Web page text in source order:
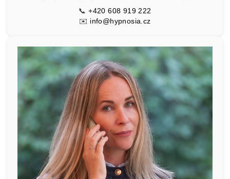
📞+420 608 919 222
✉️ info@hypnosia.cz